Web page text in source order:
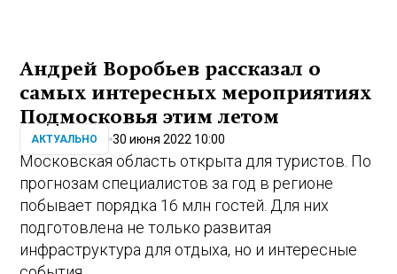
Андрей Воробьев рассказал о
самых интересных мероприятиях
Подмосковья этим летом
АКТУАЛЬНО 30 июня 2022 10:00
Московская область открыта для туристов. По
прогнозам специалистов за год в регионе
побывает порядка 16 млн гостей. Для них
подготовлена не только развитая
инфраструктура для отдыха, но и интересные